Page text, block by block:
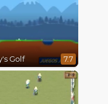
Golf 7.7